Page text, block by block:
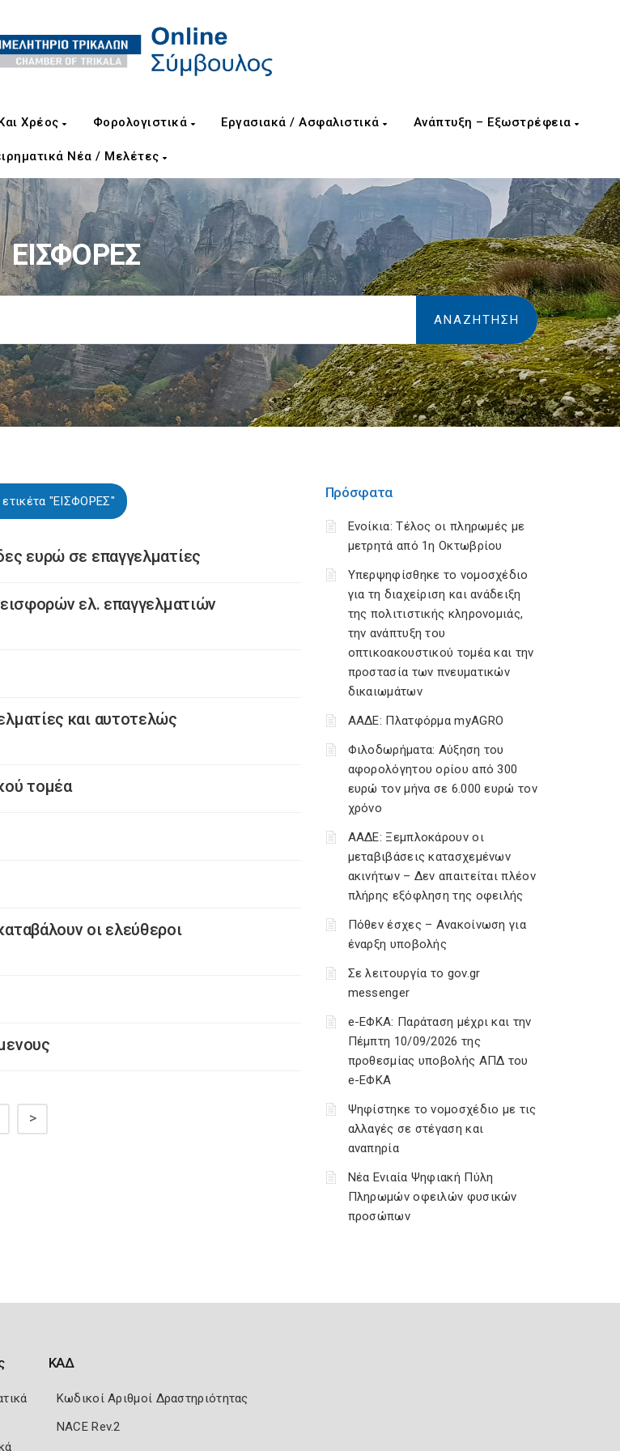
Χρέος Φορολογιστικά Εργασιακά / Ασφαλιστικά Ανάπτυξη – Εξωστρέφεια
Νέα / Μελέτες
ΕΙΣΦΟΡΕΣ
"ΕΙΣΦΟΡΕΣ"
ευρώ σε επαγγελματίες
ελ. επαγγελματιών
και αυτοτελώς
τομέα
οι ελεύθεροι
>
Πρόσφατα
Ενοίκια: Τέλος οι πληρωμές με
μετρητά από 1η Οκτωβρίου
Υπερψηφίσθηκε το νομοσχέδιο
για τη διαχείριση και ανάδειξη
της πολιτιστικής κληρονομιάς,
την ανάπτυξη του
οπτικοακουστικού τομέα και την
προστασία των πνευματικών
δικαιωμάτων
ΑΑΔΕ: Πλατφόρμα myAGRO
Φιλοδωρήματα: Αύξηση του
αφορολόγητου ορίου από 300
ευρώ τον μήνα σε 6.000 ευρώ τον
χρόνο
ΑΑΔΕ: Ξεμπλοκάρουν οι
μεταβιβάσεις κατασχεμένων
ακινήτων – Δεν απαιτείται πλέον
πλήρης εξόφληση της οφειλής
Πόθεν έσχες – Ανακοίνωση για
έναρξη υποβολής
Σε λειτουργία το gov.gr
messenger
e-ΕΦΚΑ: Παράταση μέχρι και την
Πέμπτη 10/09/2026 της
προθεσμίας υποβολής ΑΠΔ του
e-ΕΦΚΑ
Ψηφίστηκε το νομοσχέδιο με τις
αλλαγές σε στέγαση και
αναπηρία
Νέα Ενιαία Ψηφιακή Πύλη
Πληρωμών οφειλών φυσικών
προσώπων
ΚΑΔ
Κωδικοί Αριθμοί Δραστηριότητας
NACE Rev.2